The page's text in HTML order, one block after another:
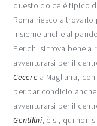
questo dolce è tipico
Roma riesco a trovarlo
insieme anche al
Per chi si trova bene a
avventurarsi per il
Cecere a Magliana,
per par condicio
avventurarsi per il
Gentilini, è si, qui non